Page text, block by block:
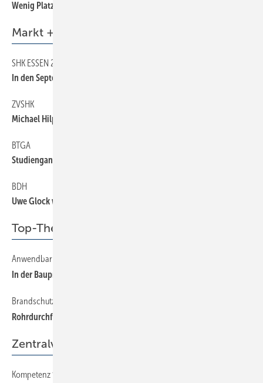
Wenig Platz, viel Raum
Markt + Trends
SHK ESSEN 2022
In den September verschoben
ZVSHK
Michael Hilpert erneut zum Präsidenten gewählt
BTGA
Studiengang „Zertifizie rter TGA-Manager“ beginnt im März 2022
BDH
Uwe Glock weiter an der Spitze
Top-Thema
Anwendbarkeitsnachweise bei Mischinstallationen
In der Baupraxis auch anwendbar?
Brandschutztechnisch wirksame Einbindung
Rohrdurchführungen in Holzbalkendecken
Zentralverband
Kompetenz für Ölheizungsanlagen